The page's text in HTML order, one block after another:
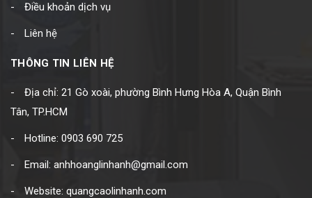
Điều khoản dịch vụ
Liên hệ
THÔNG TIN LIÊN HỆ
Địa chỉ: 21 Gò xoài, phường Bình Hưng Hòa A, Quận Bình
Tân, TP.HCM
Hotline: 0903 690 725
Email: anhhoanglinhanh@gmail.com
Website: quangcaolinhanh.com